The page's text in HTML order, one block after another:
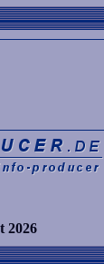
2026